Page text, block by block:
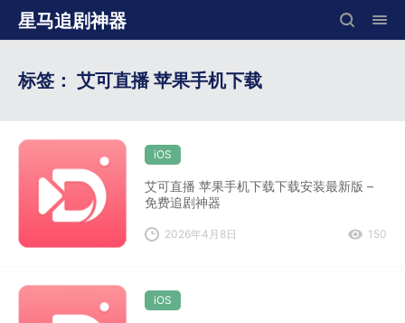
星马追剧神器
标签： 艾可直播 苹果手机下载
iOS
艾可直播 苹果手机下载下载安装最新版 –
免费追剧神器
2026年4月8日 150
iOS